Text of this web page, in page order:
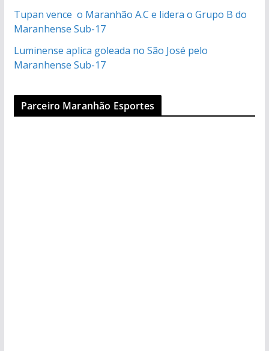
Tupan vence o Maranhão A.C e lidera o Grupo B do
Maranhense Sub-17
Luminense aplica goleada no São José pelo
Maranhense Sub-17
Parceiro Maranhão Esportes